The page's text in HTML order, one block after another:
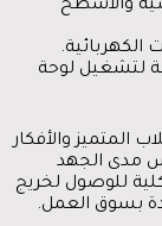
والأسطح
لوحة
المتميز والأفكار
مدى الجهد
للوصول لخريج
بسوق العمل.